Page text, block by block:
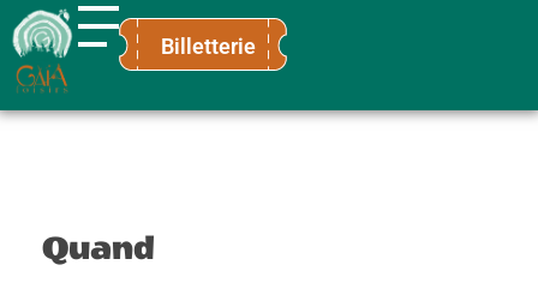
Gaïa Loisirs
Terre ludique et innovante pour tous
Billetterie
Quand